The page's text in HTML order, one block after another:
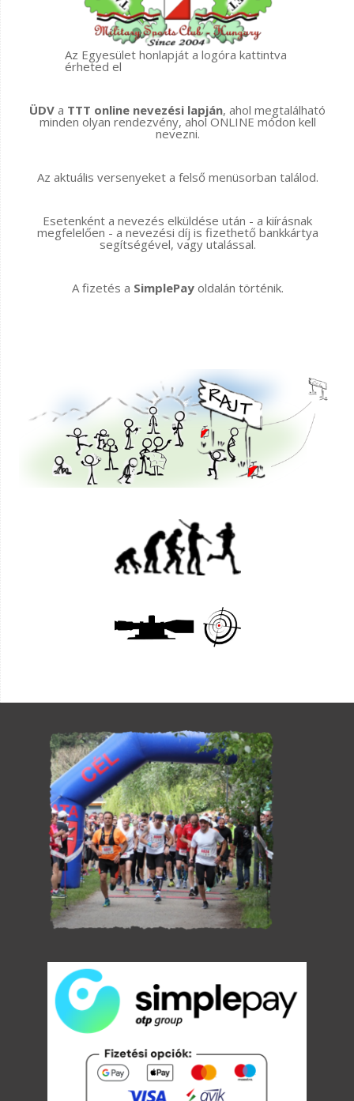
Az Egyesület honlapját a logóra kattintva
érheted el
ÜDV a TTT online nevezési lapján, ahol megtalálható
minden olyan rendezvény, ahol ONLINE módon kell
nevezni.
Az aktuális versenyeket a felső menüsorban találod.
Esetenként a nevezés elküldése után - a kiírásnak
megfelelően - a nevezési díj is fizethető bankkártya
segítségével, vagy utalással.
A fizetés a SimplePayoldalán történik.